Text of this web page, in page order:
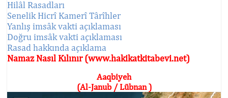
Hilâl Rasadları
Senelik Hicrî Kamerî Târîhler
Yanlış imsâk vakti açıklaması
Doğru imsâk vakti açıklaması
Rasad hakkında açıklama
Namaz Nasıl Kılınır (www.hakikatkitabevi.net)
Aaqbiyeh
(Al-Janub / Lübnan )